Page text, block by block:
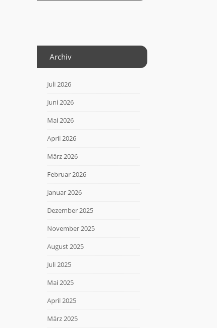
Archiv
Juli 2026
Juni 2026
Mai 2026
April 2026
März 2026
Februar 2026
Januar 2026
Dezember 2025
November 2025
August 2025
Juli 2025
Mai 2025
April 2025
März 2025